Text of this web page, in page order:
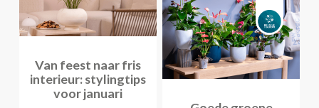
Van feest naar fris
interieur: stylingtips
voor januari